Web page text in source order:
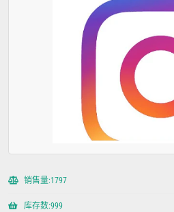
销售量:1797
库存数:999